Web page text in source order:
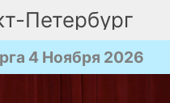
Петербург
4 Ноября 2026